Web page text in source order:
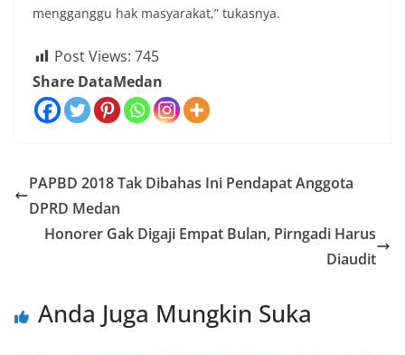
mengganggu hak masyarakat,” tukasnya.
Post Views: 745
Share DataMedan
PAPBD 2018 Tak Dibahas Ini Pendapat Anggota
DPRD Medan
Honorer Gak Digaji Empat Bulan, Pirngadi Harus
Diaudit
Anda Juga Mungkin Suka